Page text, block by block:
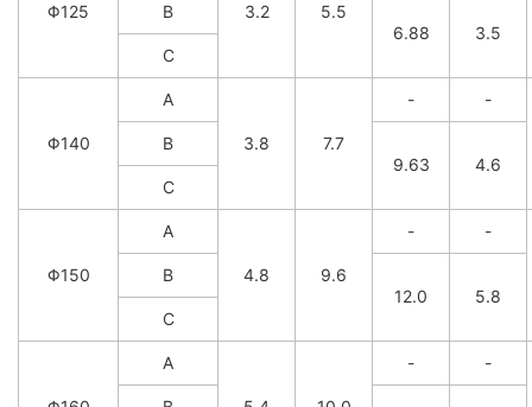
Φ125 3.2 5.5
B
6.88
3.5
C
Φ140
A
3.8 7.7
- -
B
9.63
4.6
C
Φ150
A
4.8 9.6
- -
B
12.0
5.8
C
A - -